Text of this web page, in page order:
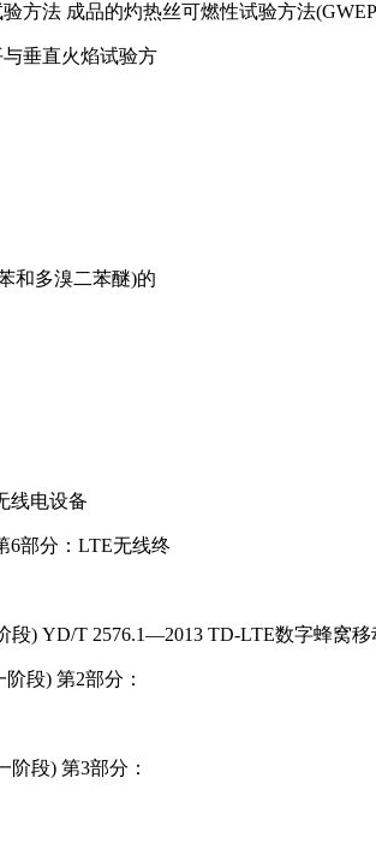
方法 成品的灼热丝可燃性试验方法
垂直火焰试验方
和多溴二苯醚)的
线电设备
6部分：LTE无线终
) YD/T 2576.1—2013 TD-LTE数字蜂窝
段) 第2部分：
段) 第3部分：